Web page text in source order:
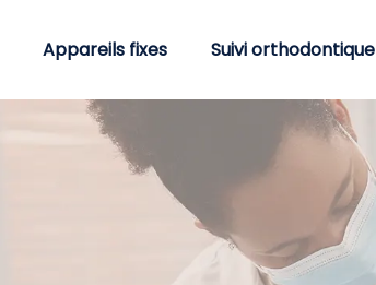
Appareils fixes Suivi orthodontique